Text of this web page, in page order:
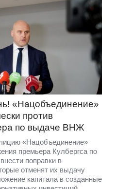
«Нацобъединение»
против
по выдаче ВНЖ
«Нацобъединение»
премьера Кулбергса по
поправки в
отменят их выдачу
капитала в созданные